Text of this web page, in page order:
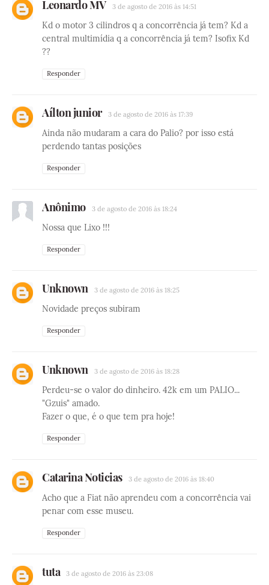
Leonardo MV 3 de agosto de 2016 às 14:51
Kd o motor 3 cilindros q a concorrência já tem? Kd a
central multimídia q a concorrência já tem? Isofix Kd
??
Responder
Aílton junior 3 de agosto de 2016 às 17:39
Ainda não mudaram a cara do Palio? por isso está
perdendo tantas posições
Responder
Anônimo 3 de agosto de 2016 às 18:24
Nossa que Lixo !!!
Responder
Unknown 3 de agosto de 2016 às 18:25
Novidade preços subiram
Responder
Unknown 3 de agosto de 2016 às 18:28
Perdeu-se o valor do dinheiro. 42k em um PALIO...
"Gzuis" amado.
Fazer o que, é o que tem pra hoje!
Responder
Catarina Noticias 3 de agosto de 2016 às 18:40
Acho que a Fiat não aprendeu com a concorrência vai
penar com esse museu.
Responder
tuta 3 de agosto de 2016 às 23:08